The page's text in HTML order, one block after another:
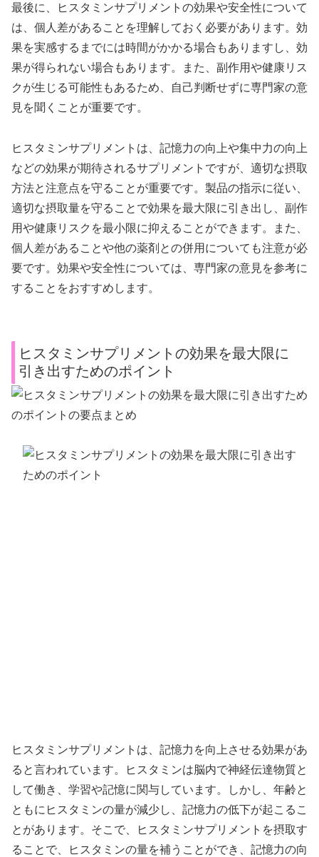
最後に、ヒスタミンサプリメントの効果や安全性について
は、個人差があることを理解しておく必要があります。効
果を実感するまでには時間がかかる場合もありますし、効
果が得られない場合もあります。また、副作用や健康リス
クが生じる可能性もあるため、自己判断せずに専門家の意
見を聞くことが重要です。
ヒスタミンサプリメントは、記憶力の向上や集中力の向上
などの効果が期待されるサプリメントですが、適切な摂取
方法と注意点を守ることが重要です。製品の指示に従い、
適切な摂取量を守ることで効果を最大限に引き出し、副作
用や健康リスクを最小限に抑えることができます。また、
個人差があることや他の薬剤との併用についても注意が必
要です。効果や安全性については、専門家の意見を参考に
することをおすすめします。
ヒスタミンサプリメントの効果を最大限に
引き出すためのポイント
ヒスタミンサプリメントは、記憶力を向上させる効果があ
ると言われています。ヒスタミンは脳内で神経伝達物質と
して働き、学習や記憶に関与しています。しかし、年齢と
ともにヒスタミンの量が減少し、記憶力の低下が起こるこ
とがあります。そこで、ヒスタミンサプリメントを摂取す
ることで、ヒスタミンの量を補うことができ、記憶力の向